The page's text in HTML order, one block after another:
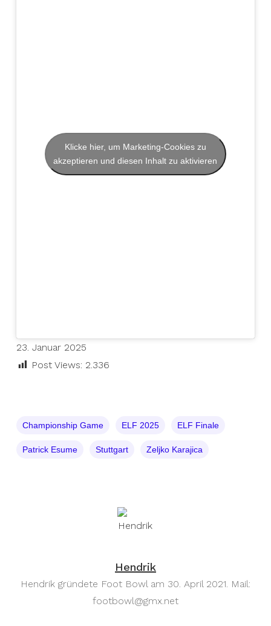
Klicke hier, um Marketing-Cookies zu
akzeptieren und diesen Inhalt zu aktivieren
23. Januar 2025
Post Views: 2.336
Championship Game ELF 2025 ELF Finale
Patrick Esume Stuttgart Zeljko Karajica
Hendrik
Hendrik gründete Foot Bowl am 30. April 2021. Mail:
footbowl@gmx.net